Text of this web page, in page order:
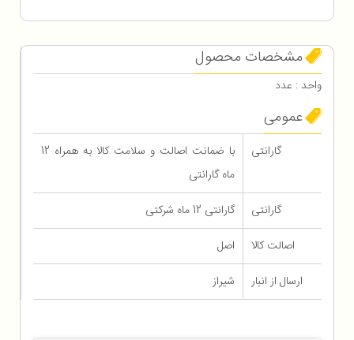
مشخصات محصول
واحد : عدد
عمومی
گارانتی
با ضمانت اصالت و سلامت کالا به همراه 12
ماه گارانتی
گارانتی
گارانتی 12 ماه شرکتی
اصالت کالا
اصل
ارسال از انبار
شیراز